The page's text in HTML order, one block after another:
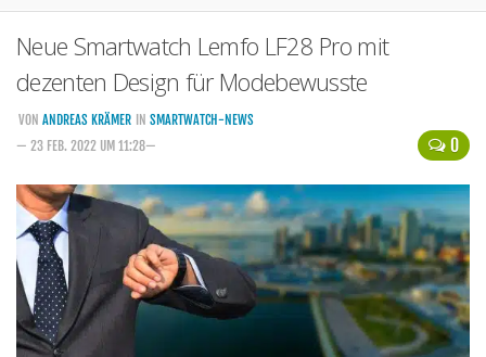
Kommende Smartwatches
Marken und Modelle
Handytarife
BASE
Smartphonetarife
Datentarife
o2
Neue Smartwatch Lemfo LF28 Pro mit
dezenten Design für Modebewusste
0
VON ANDREAS KRÄMER IN SMARTWATCH-NEWS
— 23 FEB. 2022 UM 11:28—